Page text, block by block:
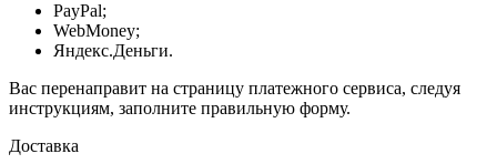
PayPal;
WebMoney;
Яндекс.Деньги.
Вас перенаправит на страницу платежного сервиса, следуя
инструкциям, заполните правильную форму.
Доставка